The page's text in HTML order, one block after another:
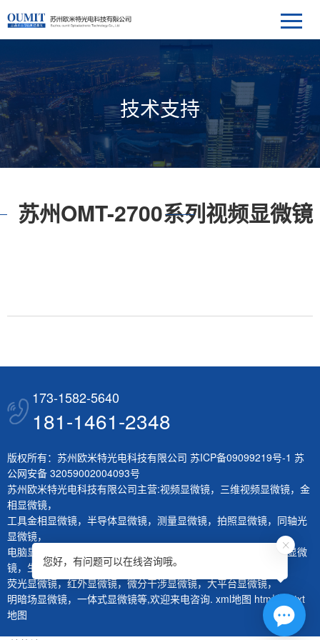
技术支持
苏州OMT-2700系列视频显微镜
173-1582-5640
181-1461-2348
版权所有：苏州欧米特光电科技有限公司 苏ICP备09099219号-1 苏
公网安备 32059002004093号
苏州欧米特光电科技有限公司主营:视频显微镜， 三维视频显微镜， 金
相显微镜，
工具金相显微镜， 半导体显微镜， 测量显微镜， 拍照显微镜， 同轴光
显微镜，
电脑显微镜
体视显微
镜， 生物显微镜，
荧光显微镜，红外显微镜，微分干涉显微镜，大平台显微镜，
明暗场显微镜， 一体式显微镜等,欢迎来电咨询. xml地图 htm地图 txt
地图
您好，有问题可以在线咨询哦。